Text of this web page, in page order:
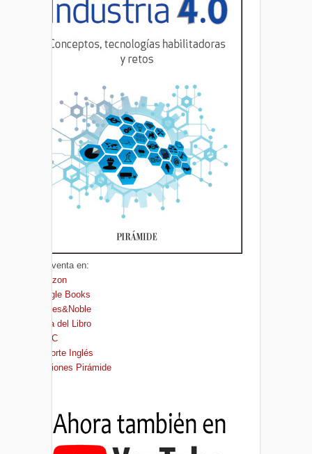
A la venta en:
Amazon
Google Books
Barnes&Noble
Casa del Libro
FNAC
El Corte Inglés
Ediciones Pirámide